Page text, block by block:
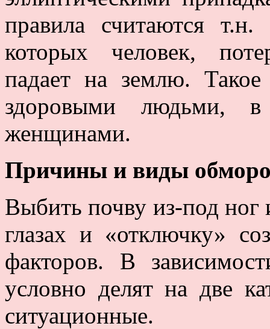
правила считаются
которых человек,
падает на землю.
здоровыми людьми,
женщинами.
Причины и виды
Выбить почву из-под ног
глазах и «отключку»
факторов. В
условно делят на две
ситуационные.